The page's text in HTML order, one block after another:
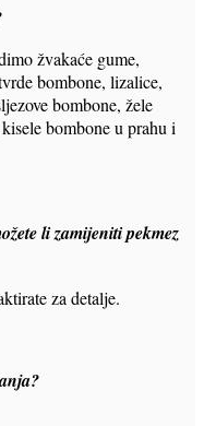
žvakaće gume,
bombone, lizalice,
bombone, žele
bombone u prahu i
li zamijeniti pekmez
za detalje.